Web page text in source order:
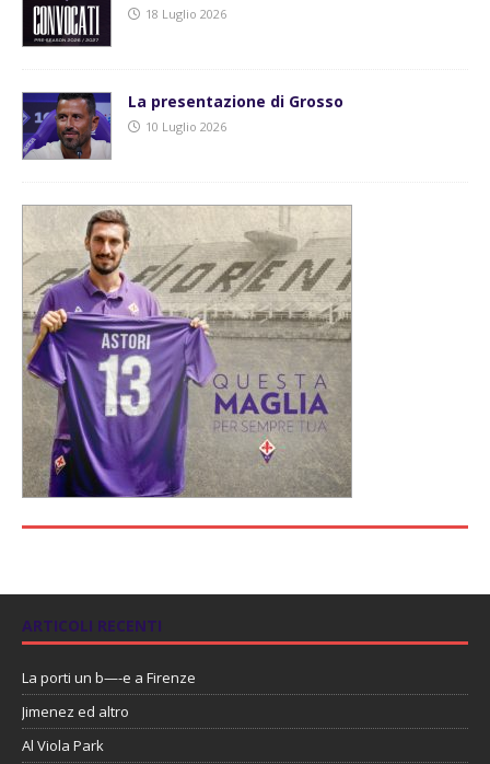
18 Luglio 2026
La presentazione di Grosso
10 Luglio 2026
ARTICOLI RECENTI
La porti un b—-e a Firenze
Jimenez ed altro
Al Viola Park